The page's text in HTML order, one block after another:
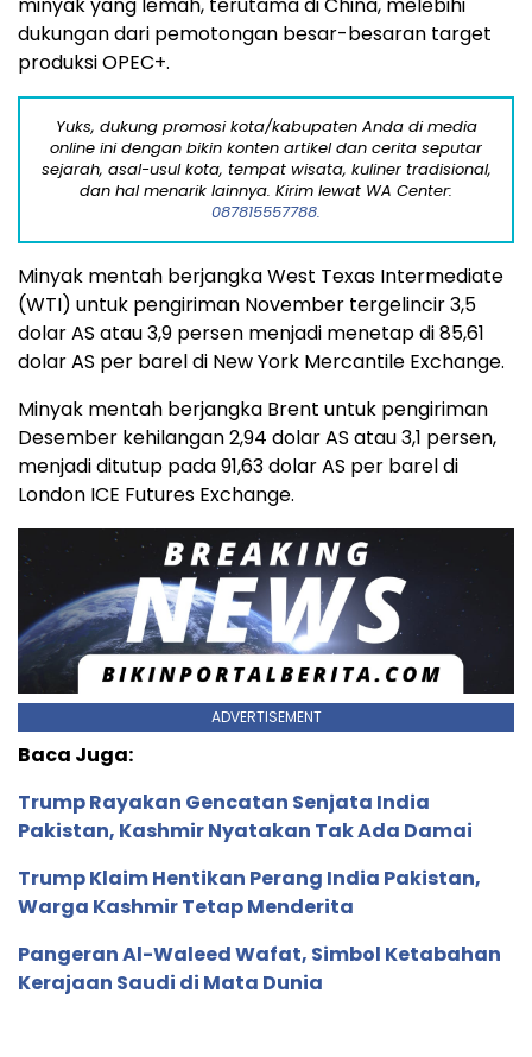
minyak yang lemah, terutama di China, melebihi
dukungan dari pemotongan besar-besaran target
produksi OPEC+.
Yuks, dukung promosi kota/kabupaten Anda di media
online ini dengan bikin konten artikel dan cerita seputar
sejarah, asal-usul kota, tempat wisata, kuliner tradisional,
dan hal menarik lainnya. Kirim lewat WA Center:
087815557788.
Minyak mentah berjangka West Texas Intermediate
(WTI) untuk pengiriman November tergelincir 3,5
dolar AS atau 3,9 persen menjadi menetap di 85,61
dolar AS per barel di New York Mercantile Exchange.
Minyak mentah berjangka Brent untuk pengiriman
Desember kehilangan 2,94 dolar AS atau 3,1 persen,
menjadi ditutup pada 91,63 dolar AS per barel di
London ICE Futures Exchange.
ADVERTISEMENT
Baca Juga:
Trump Rayakan Gencatan Senjata India
Pakistan, Kashmir Nyatakan Tak Ada Damai
Trump Klaim Hentikan Perang India Pakistan,
Warga Kashmir Tetap Menderita
Pangeran Al-Waleed Wafat, Simbol Ketabahan
Kerajaan Saudi di Mata Dunia